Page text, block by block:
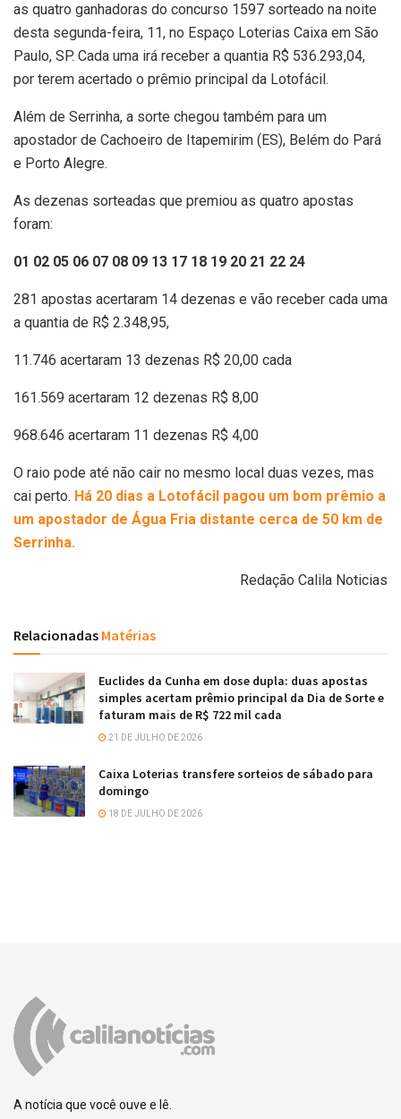
as quatro ganhadoras do concurso 1597 sorteado na noite
desta segunda-feira, 11, no Espaço Loterias Caixa em São
Paulo, SP. Cada uma irá receber a quantia R$ 536.293,04,
por terem acertado o prêmio principal da Lotofácil.
Além de Serrinha, a sorte chegou também para um
apostador de Cachoeiro de Itapemirim (ES), Belém do Pará
e Porto Alegre.
As dezenas sorteadas que premiou as quatro apostas
foram:
01 02 05 06 07 08 09 13 17 18 19 20 21 22 24
281 apostas acertaram 14 dezenas e vão receber cada uma
a quantia de R$ 2.348,95,
11.746 acertaram 13 dezenas R$ 20,00 cada
161.569 acertaram 12 dezenas R$ 8,00
968.646 acertaram 11 dezenas R$ 4,00
O raio pode até não cair no mesmo local duas vezes, mas
cai perto. Há 20 dias a Lotofácil pagou um bom prêmio a
um apostador de Água Fria distante cerca de 50 km de
Serrinha.
Redação Calila Noticias
Relacionadas Matérias
Euclides da Cunha em dose dupla: duas apostas
simples acertam prêmio principal da Dia de Sorte e
faturam mais de R$ 722 mil cada
21 DE JULHO DE 2026
Caixa Loterias transfere sorteios de sábado para
domingo
18 DE JULHO DE 2026
A notícia que você ouve e lê.